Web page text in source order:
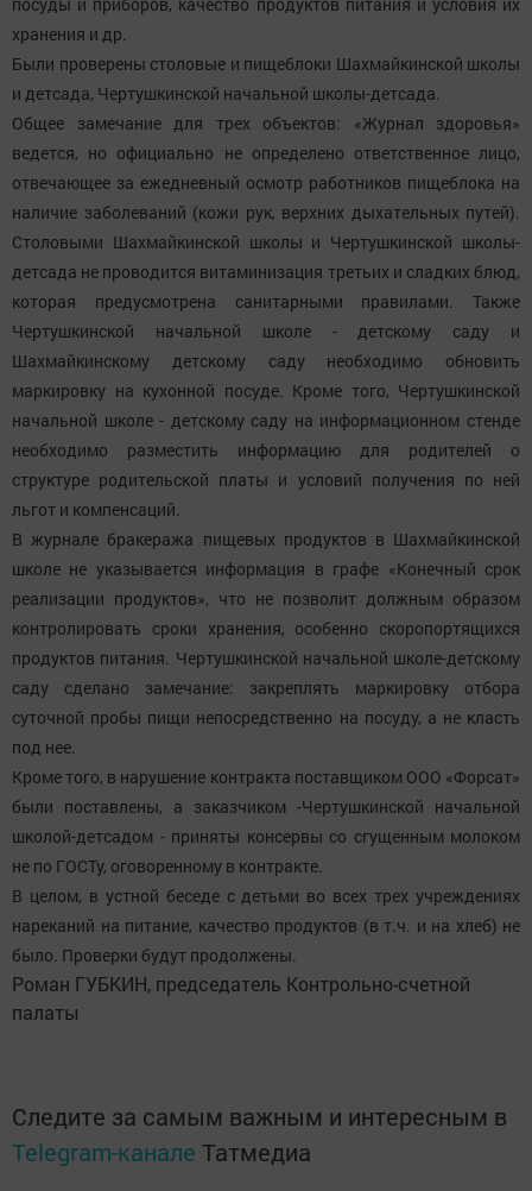
хранения и др.
Были проверены столовые и пищеблоки Шахмайкинской школы
и детсада, Чертушкинской начальной школы-детсада.
Общее замечание для трех объектов: «Журнал здоровья»
ведется, но официально не определено ответственное лицо,
отвечающее за ежедневный осмотр работников пищеблока на
наличие заболеваний (кожи рук, верхних дыхательных путей).
Столовыми Шахмайкинской школы и Чертушкинской школы-
детсада не проводится витаминизация третьих и сладких блюд,
которая предусмотрена санитарными правилами. Также
Чертушкинской начальной школе - детскому саду и
Шахмайкинскому детскому саду необходимо обновить
маркировку на кухонной посуде. Кроме того, Чертушкинской
начальной школе - детскому саду на информационном стенде
необходимо разместить информацию для родителей о
структуре родительской платы и условий получения по ней
льгот и компенсаций.
В журнале бракеража пищевых продуктов в Шахмайкинской
школе не указывается информация в графе «Конечный срок
реализации продуктов», что не позволит должным образом
контролировать сроки хранения, особенно скоропортящихся
продуктов питания. Чертушкинской начальной школе-детскому
саду сделано замечание: закреплять маркировку отбора
суточной пробы пищи непосредственно на посуду, а не класть
под нее.
Кроме того, в нарушение контракта поставщиком ООО «Форсат»
были поставлены, а заказчиком -Чертушкинской начальной
школой-детсадом - приняты консервы со сгущенным молоком
не по ГОСТу, оговоренному в контракте.
В целом, в устной беседе с детьми во всех трех учреждениях
нареканий на питание, качество продуктов (в т.ч. и на хлеб) не
было. Проверки будут продолжены.
Роман ГУБКИН, председатель Контрольно-счетной
палаты
Следите за самым важным и интересным в
Telegram-канале Татмедиа